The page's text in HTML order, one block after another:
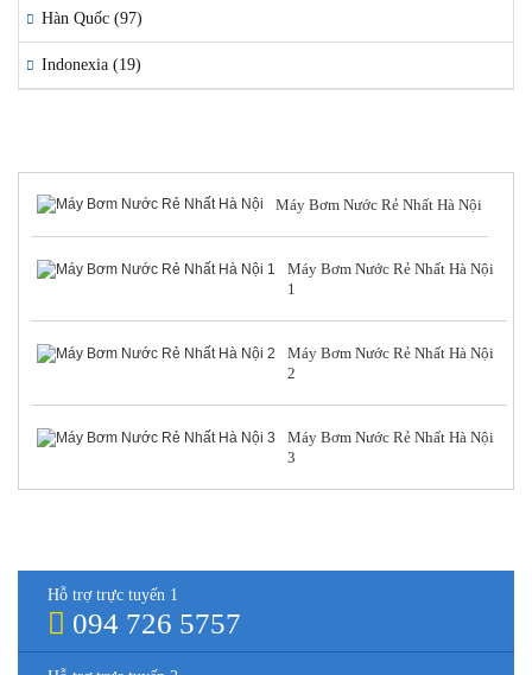
Hàn Quốc (97)
Indonexia (19)
Máy Bơm Nước Rẻ Nhất Hà Nội
Máy Bơm Nước Rẻ Nhất Hà Nội
1
Máy Bơm Nước Rẻ Nhất Hà Nội
2
Máy Bơm Nước Rẻ Nhất Hà Nội
3
Hỗ trợ trực tuyến 1
094 726 5757